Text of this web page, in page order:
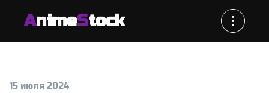
AnimeStock
15 июля 2024